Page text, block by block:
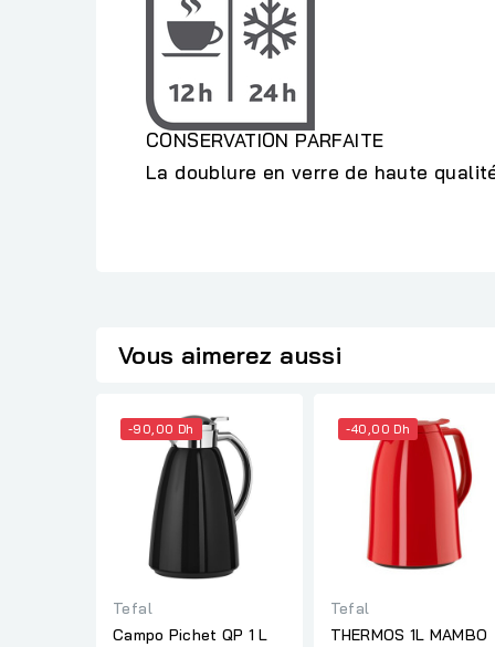
CONSERVATION PARFAITE
La doublure en verre de haute
Vous aimerez aussi
-90,00 Dh
Tefal
Campo Pichet QP 1 L
-40,00 Dh
Tefal
THERMOS 1L MAMBO